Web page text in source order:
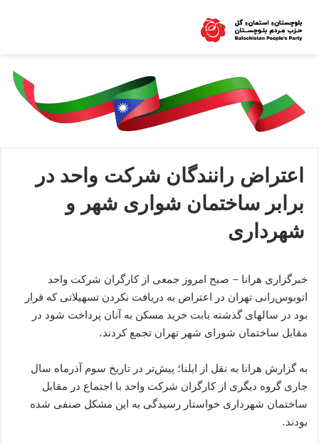
اعتراض رانندگان شرکت واحد در
برابر ساختمان شواری شهر و
شهرداری
خبرگزاری هرانا – صبح امروز جمعی از کارگران شرکت واحد
اتوبوس‌رانی تهران در اعتراض به دریافت نکردن تسهیلاتی که قرار
بود در سالهای گذشته بابت خرید مسکن به آنان پرداخت شود در
مقابل ساختمان شورای شهر تهران تجمع کردند.
به گزارش هرانا به نقل از ایلنا؛ پیش‌تر در تاریخ سوم آذرماه سال
جاری گروه دیگری از کارگران شرکت واحد با اجتماع در مقابل
ساختمان شهرداری خواستار رسیدگی به این مشکل صنفی شده
بودند.